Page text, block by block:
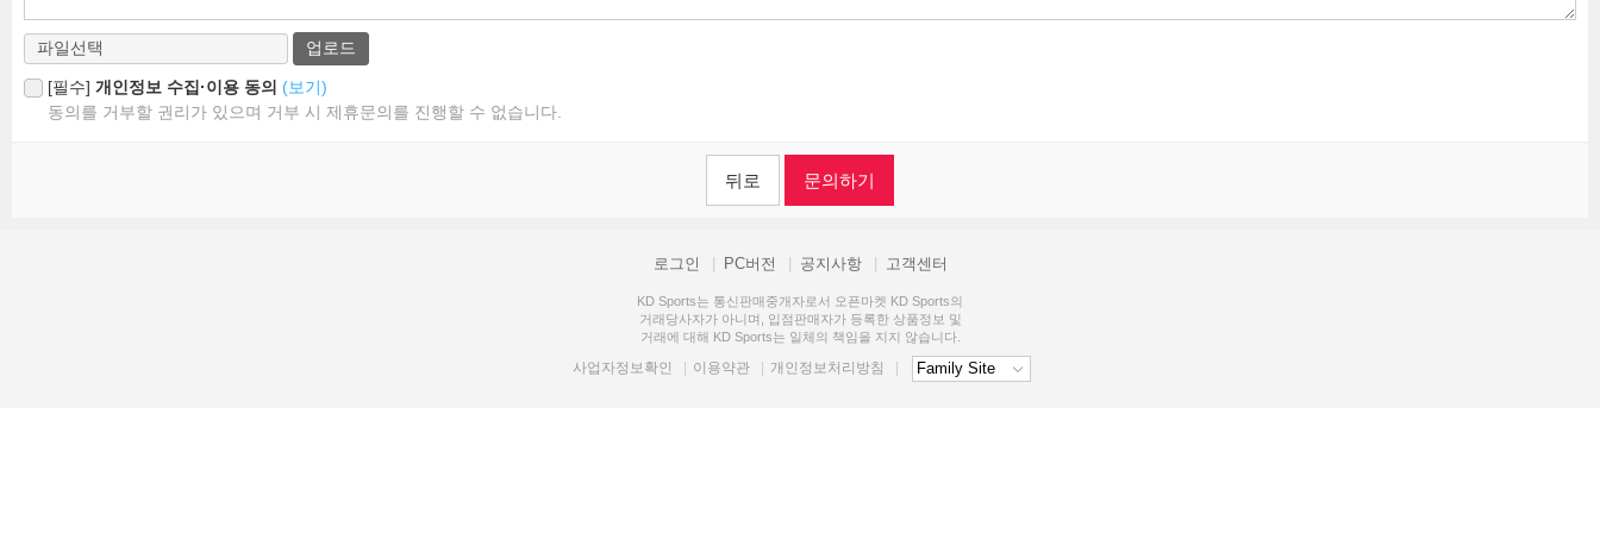
업로드
[필수] 개인정보 수집·이용 동의 (보기)
동의를 거부할 권리가 있으며 거부 시 제휴문의를 진행할 수 없습니다.
뒤로 문의하기
로그인 PC버전 공지사항 고객센터
KD Sports는 통신판매중개자로서 오픈마켓 KD Sports의
거래당사자가 아니며, 입점판매자가 등록한 상품정보 및
거래에 대해 KD Sports는 일체의 책임을 지지 않습니다.
사업자정보확인 이용약관 개인정보처리방침